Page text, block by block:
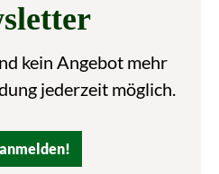
kein Angebot mehr
jederzeit möglich.